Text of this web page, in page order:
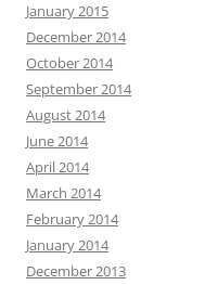
January 2015
December 2014
October 2014
September 2014
August 2014
June 2014
April 2014
March 2014
February 2014
January 2014
December 2013